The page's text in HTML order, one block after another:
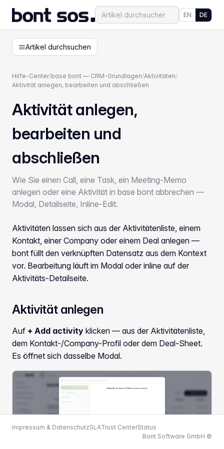
EN DE
Artikel durchsuchen
Hilfe-Center/base bont — CRM-Grundlagen/Aktivitäten/
Aktivität anlegen, bearbeiten und abschließen
Aktivität anlegen,
bearbeiten und
abschließen
Wie Sie einen Call, eine Task, ein Meeting-Memo
anlegen oder eine Aktivität in base bont abbrechen —
Modal, Detailseite, Inline-Edit.
Aktivitäten lassen sich aus der Aktivitätenliste, einem
Kontakt, einer Company oder einem Deal anlegen —
bont füllt den verknüpften Datensatz aus dem Kontext
vor. Bearbeitung läuft im Modal oder inline auf der
Aktivitäts-Detailseite.
Aktivität anlegen
Auf + Add activity klicken — aus der Aktivitätenliste,
dem Kontakt-/Company-Profil oder dem Deal-Sheet.
Es öffnet sich dasselbe Modal.
Impressum & DatenschutzSLATrust CenterStatus
Bont Software GmbH ©